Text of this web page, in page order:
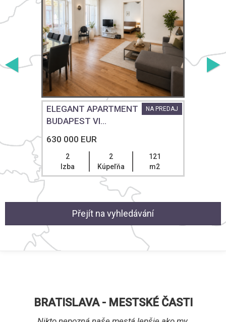
NA PREDAJ
ELEGANT APARTMENT
BUDAPEST VI...
630 000 EUR
2
Izba
2
Kúpeľňa
121
m2
Přejít na vyhledávání
BRATISLAVA - MESTSKÉ ČASTI